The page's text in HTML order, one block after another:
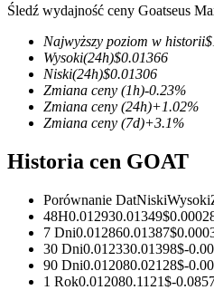
Kontrakty terminowe COIN-M
Kontrakty terminowe na
TradFi
Instrumenty pochodne na
Śledź wydajność ceny Goatseus
Najwyższy poziom w historii$
Wysoki(24h)$0.01366
Niski(24h)$0.01306
Zmiana ceny (1h)-0.23%
Zmiana ceny (24h)+1.02%
Zmiana ceny (7d)+3.1%
Historia cen GOAT
Porównanie DatNiskiWysoki
48H0.012930.01349$
7 Dni0.012860.01387$
30 Dni0.012330.01398$-
90 Dni0.012080.02128$-
1 Rok0.012080.1121$-